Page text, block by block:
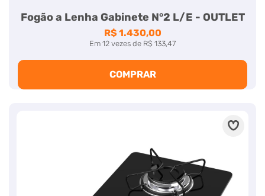
Fogão a Lenha Gabinete N°2 L/E - OUTLET
R$ 1.430,00
Em 12 vezes de R$ 133,47
COMPRAR